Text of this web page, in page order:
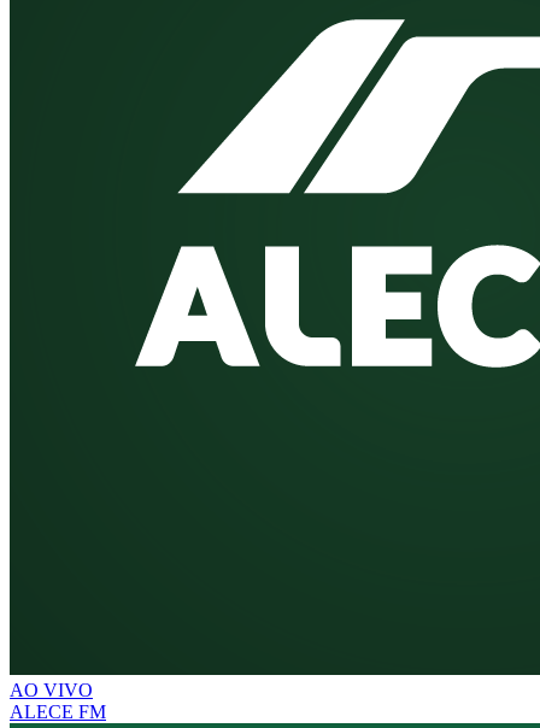
AO VIVO
ALECE FM